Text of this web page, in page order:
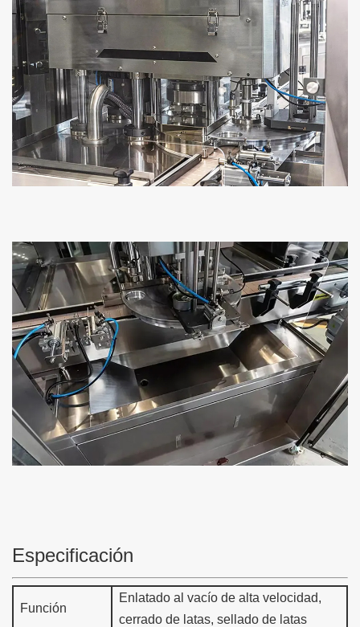
Especificación
Función
Enlatado al vacío de alta velocidad,
cerrado de latas, sellado de latas